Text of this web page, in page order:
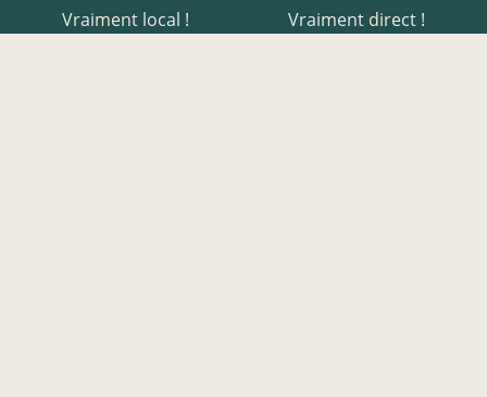
Vraiment local !
Vraiment direct !